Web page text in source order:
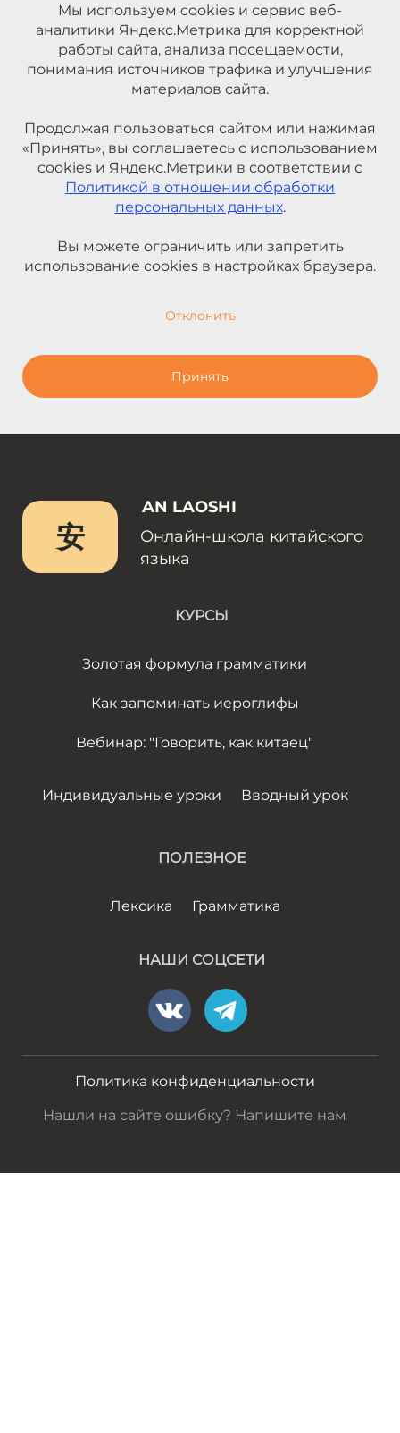
Мы используем cookies и сервис веб-
аналитики Яндекс.Метрика для корректной
работы сайта, анализа посещаемости,
понимания источников трафика и улучшения
материалов сайта.
Продолжая пользоваться сайтом или нажимая
«Принять», вы соглашаетесь с использованием
cookies и Яндекс.Метрики в соответствии с
Политикой в отношении обработки
персональных данных.
Вы можете ограничить или запретить
использование cookies в настройках браузера.
Отклонить
Принять
安
AN LAOSHI
Онлайн-школа китайского
языка
КУРСЫ
Золотая формула грамматики
Как запоминать иероглифы
Вебинар: "Говорить, как китаец"
Индивидуальные уроки Вводный урок
ПОЛЕЗНОЕ
Лексика Грамматика
НАШИ СОЦСЕТИ
Политика конфиденциальности
Нашли на сайте ошибку? Напишите нам